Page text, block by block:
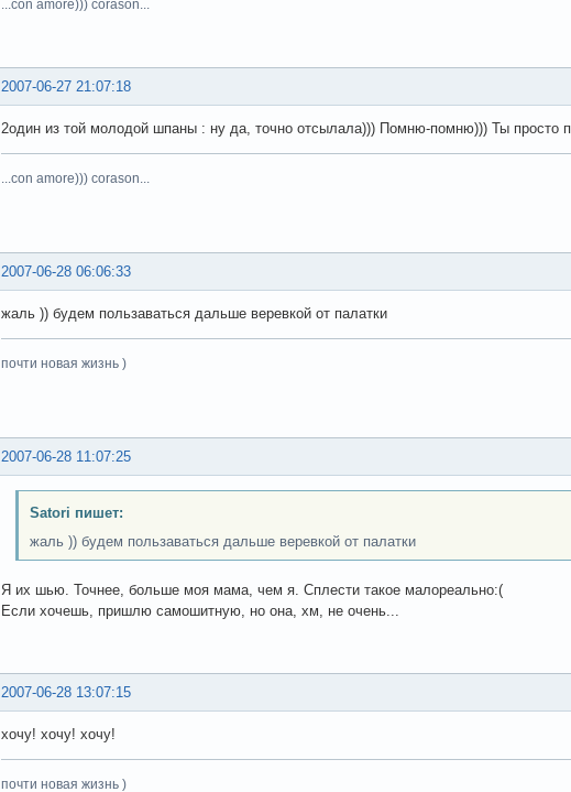
...con amore))) corason...
2007-06-27 21:07:18
2один из той молодой шпаны : ну да, точно отсылала))) Помню-помню))) Ты просто
...con amore))) corason...
2007-06-28 06:06:33
жаль )) будем пользаваться дальше веревкой от палатки
почти новая жизнь )
2007-06-28 11:07:25
Satori пишет:
жаль )) будем пользаваться дальше веревкой от палатки
Я их шью. Точнее, больше моя мама, чем я. Сплести такое малореально:(
Если хочешь, пришлю самошитную, но она, хм, не очень...
2007-06-28 13:07:15
хочу! хочу! хочу!
почти новая жизнь )